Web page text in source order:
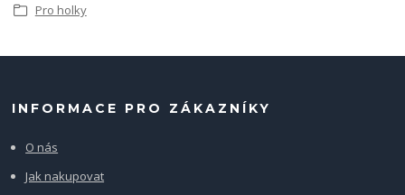
Pro holky
INFORMACE PRO ZÁKAZNÍKY
O nás
Jak nakupovat